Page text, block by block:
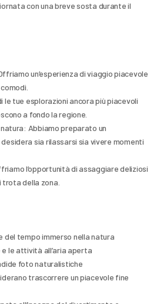
con una breve sosta durante il
un’esperienza di viaggio piacevole
le tue esplorazioni ancora più piacevoli
a fondo la regione.
Abbiamo preparato un
sia rilassarsi sia vivere momenti
l’opportunità di assaggiare deliziosi
della zona.
del tempo immerso nella natura
e le attività all’aria aperta
foto naturalistiche
trascorrere un piacevole fine